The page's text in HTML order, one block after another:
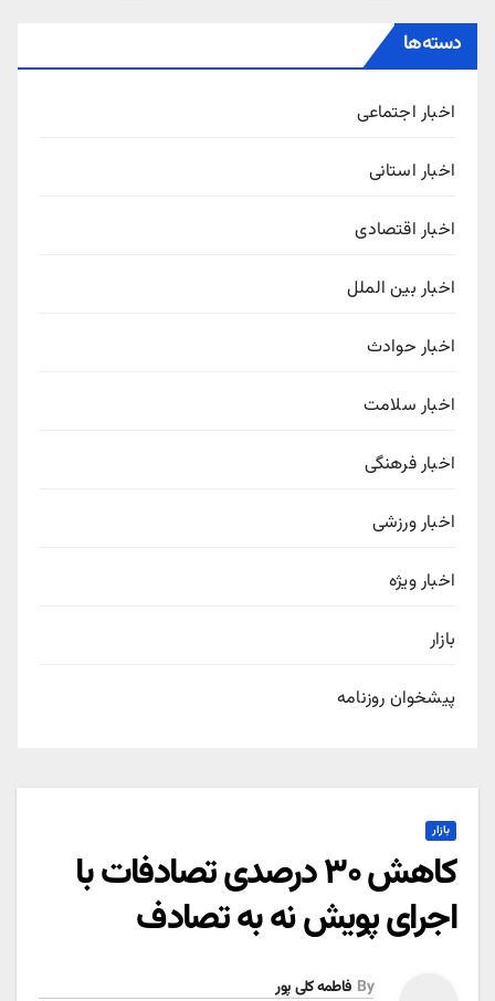
دسته‌ها
اخبار اجتماعی
اخبار استانی
اخبار اقتصادی
اخبار بین الملل
اخبار حوادث
اخبار سلامت
اخبار فرهنگی
اخبار ورزشی
اخبار ویژه
بازار
پیشخوان روزنامه
بازار
کاهش ۳۰ درصدی تصادفات با
اجرای پویش نه به تصادف
By فاطمه کلی پور